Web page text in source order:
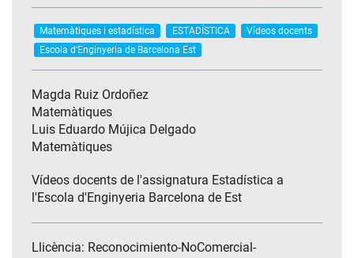
Matemàtiques i estadística ESTADÍSTICA
Vídeos docents
Escola d'Enginyeria de Barcelona Est
Magda Ruiz Ordoñez
Matemàtiques
Luis Eduardo Mújica Delgado
Matemàtiques
Vídeos docents de l'assignatura Estadística a
l'Escola d'Enginyeria Barcelona de Est
Llicència: Reconocimiento-NoComercial-